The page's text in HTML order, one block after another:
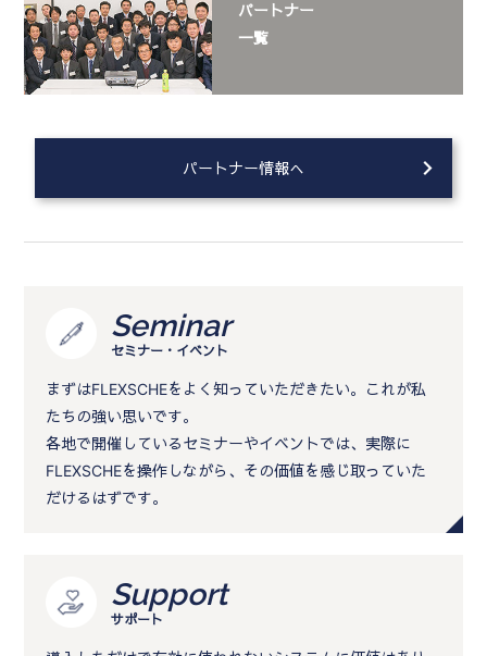
パートナー
一覧
パートナー情報へ
Seminar
セミナー・イベント
まずはFLEXSCHEをよく知っていただきたい。これが私
たちの強い思いです。
各地で開催しているセミナーやイベントでは、実際に
FLEXSCHEを操作しながら、その価値を感じ取っていた
だけるはずです。
Support
サポート